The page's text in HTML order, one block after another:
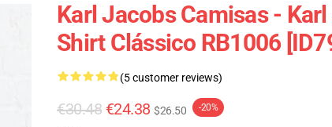
Karl Jacobs Camisas -
Shirt Clássico RB1006
(5 customer reviews)
€30.48 €24.38 $26.50 -20%